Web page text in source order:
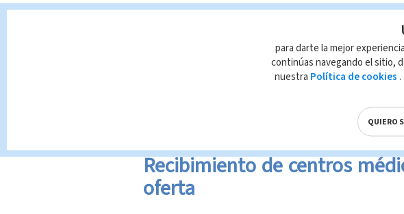
De acuerdo con los datos que estaban
sido definidos de acuerdo a las
, una institución que la CCSS tiene
Recibimiento de centros
oferta
para darte la mejor
continúas navegando el sitio,
nuestra Política de cookies
QUIERO